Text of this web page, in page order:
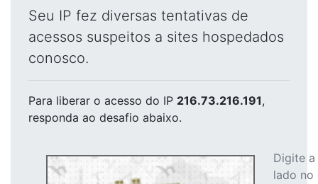
Seu IP fez diversas tentativas de
acessos suspeitos a sites hospedados
conosco.
Para liberar o acesso do IP 216.73.216.191,
responda ao desafio abaixo.
Digite
lado no